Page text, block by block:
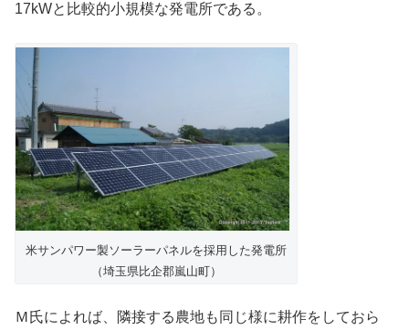
17kWと比較的小規模な発電所である。
米サンパワー製ソーラーパネルを採用した発電所
（埼玉県比企郡嵐山町）
Ｍ氏によれば、隣接する農地も同じ様に耕作をしておら